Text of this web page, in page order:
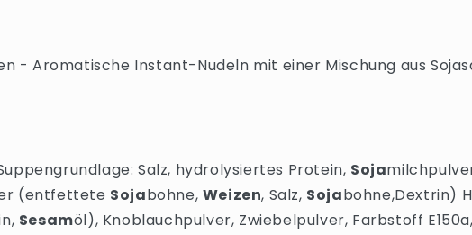
- Aromatische Instant-Nudeln mit einer Mischung aus
Salz, hydrolysiertes Protein, Soja
(entfettete Sojabohne, Weizen, Salz, Sojabohne,Dextrin)
Sesamöl), Knoblauchpulver, Zwiebelpulver, Farbstoff